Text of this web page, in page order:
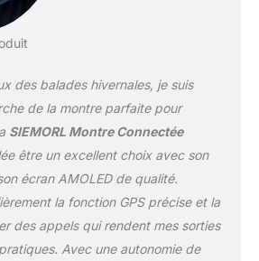
jamais manquer une
【 Montre Connectée
Militaire & 5ATM】
Conforme à la norme
MIL-STD-810H, cette
montre résiste aux
extrêmes avec une haute
résistance aux chocs,
des balades hivernales, je suis
de la montre parfaite pour
SIEMORL Montre Connectée
être un excellent choix avec son
écran AMOLED de qualité.
la fonction GPS précise et la
des appels qui rendent mes sorties
Avec une autonomie de